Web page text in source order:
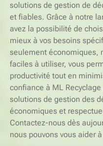
solutions de gestion de
et fiables. Grâce à notre
avez la possibilité de
mieux à vos besoins
seulement économiques,
faciles à utiliser, vous
productivité tout en
confiance à ML
solutions de gestion des
économiques et
Contactez-nous dès
nous pouvons vous aider